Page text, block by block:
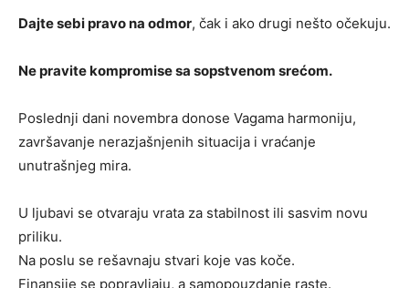
Dajte sebi pravo na odmor, čak i ako drugi nešto očekuju.
Ne pravite kompromise sa sopstvenom srećom.
Poslednji dani novembra donose Vagama harmoniju,
završavanje nerazjašnjenih situacija i vraćanje
unutrašnjeg mira.
U ljubavi se otvaraju vrata za stabilnost ili sasvim novu
priliku.
Na poslu se rešavnaju stvari koje vas koče.
Finansije se popravljaju, a samopouzdanje raste.